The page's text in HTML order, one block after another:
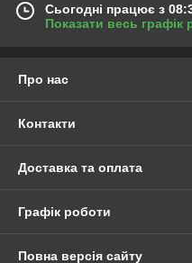
Сьогодні працює з
Показати весь графік
Про нас
Контакти
Доставка та оплата
Графік роботи
Повна версія сайту